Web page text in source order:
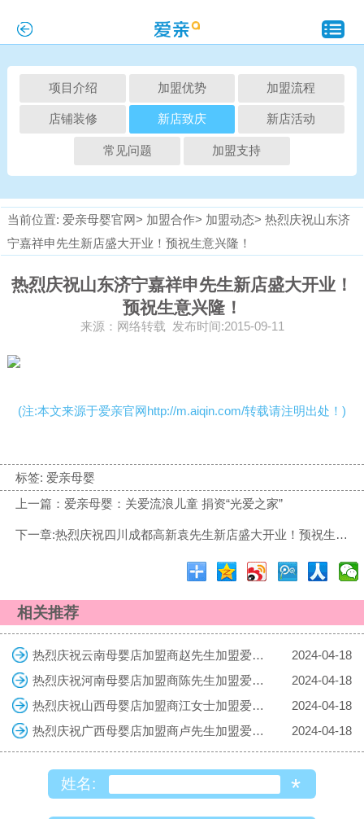
项目介绍 加盟优势 加盟流程
店铺装修 新店致庆 新店活动
常见问题 加盟支持
当前位置: 爱亲母婴官网> 加盟合作> 加盟动态> 热烈庆祝山东济
宁嘉祥申先生新店盛大开业！预祝生意兴隆！
热烈庆祝山东济宁嘉祥申先生新店盛大开业！
预祝生意兴隆！
来源：网络转载 发布时间:2015-09-11
(注:本文来源于爱亲官网http://m.aiqin.com/转载请注明出处！)
标签: 爱亲母婴
上一篇：爱亲母婴：关爱流浪儿童 捐资“光爱之家”
下一章:热烈庆祝四川成都高新袁先生新店盛大开业！预祝生意兴隆！
相关推荐
热烈庆祝云南母婴店加盟商赵先生加盟爱亲母婴！预祝生意兴隆！
2024-04-18
热烈庆祝河南母婴店加盟商陈先生加盟爱亲母婴！预祝生意兴隆！
2024-04-18
热烈庆祝山西母婴店加盟商江女士加盟爱亲母婴！预祝生意兴隆！
2024-04-18
热烈庆祝广西母婴店加盟商卢先生加盟爱亲母婴！预祝生意兴隆！
2024-04-18
姓名: *